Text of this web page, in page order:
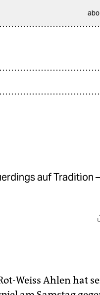
abo
auf Tradition
Weiss Ahlen hat